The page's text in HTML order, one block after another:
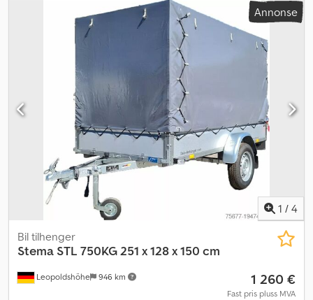
Annonse
1 / 4
Leopoldshöhe 946 km
Bil tilhenger
Stema STL 750KG 251 x 128 x 150 cm
1 260 €
Fast pris pluss MVA